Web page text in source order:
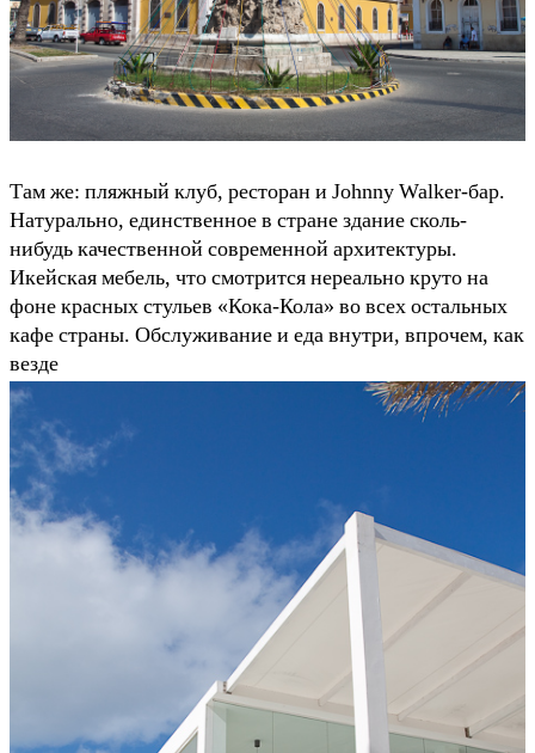
Там же: пляжный клуб, ресторан и Johnny Walker-бар.
Натурально, единственное в стране здание сколь-
нибудь качественной современной архитектуры.
Икейская мебель, что смотрится нереально круто на
фоне красных стульев «Кока-Кола» во всех остальных
кафе страны. Обслуживание и еда внутри, впрочем, как
везде